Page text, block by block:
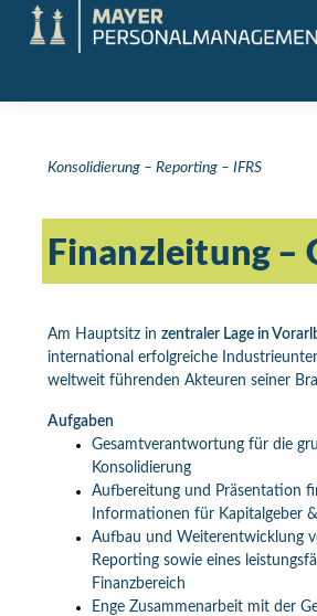
Konsolidierung – Reporting – IFRS
Finanzleitung –
Am Hauptsitz in zentraler Lage in
international erfolgreiche
weltweit führenden Akteuren seiner
Aufgaben
Gesamtverantwortung für die
Konsolidierung
Aufbereitung und Präsentation
Informationen für Kapitalgeber
Aufbau und Weiterentwicklung
Reporting sowie eines
Finanzbereich
Enge Zusammenarbeit mit der